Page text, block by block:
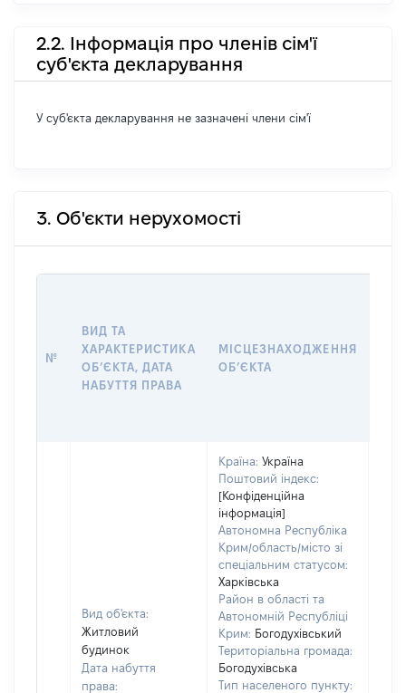
2.2. Інформація про членів сім'ї
суб'єкта декларування
У суб'єкта декларування не зазначені члени сім'ї
3. Об'єкти нерухомості
№
ВИД ТА
ХАРАКТЕРИСТИКА
ОБʼЄКТА, ДАТА
НАБУТТЯ ПРАВА
МІСЦЕЗНАХОДЖЕННЯ
ОБʼЄКТА
Вид об'єкта:
Житловий
будинок
Дата набуття
права:
Країна: Україна
Поштовий індекс:
[Конфіденційна
інформація]
Автономна Республіка
Крим/область/місто зі
спеціальним статусом:
Харківська
Район в області та
Автономній Республіці
Крим: Богодухівський
Територіальна громада:
Богодухівська
Тип населеного пункту: